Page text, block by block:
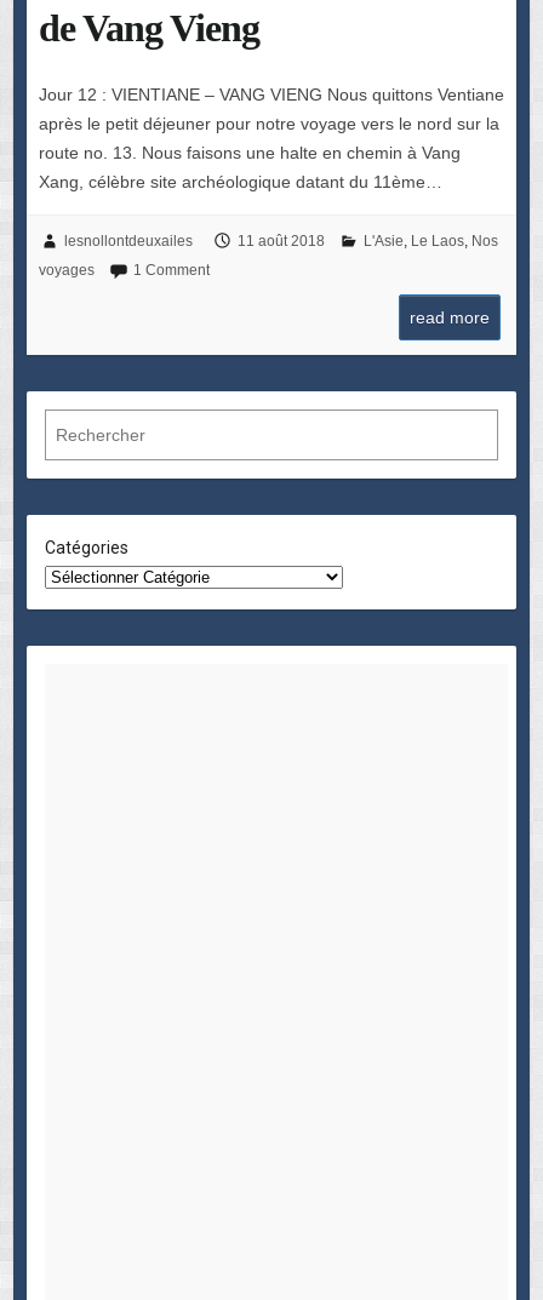
de Vang Vieng
Jour 12 : VIENTIANE – VANG VIENG Nous quittons Ventiane
après le petit déjeuner pour notre voyage vers le nord sur la
route no. 13. Nous faisons une halte en chemin à Vang
Xang, célèbre site archéologique datant du 11ème…
lesnollontdeuxailes 11 août 2018 L'Asie, Le Laos, Nos
voyages
1 Comment
read more
c
e
r
Catégories